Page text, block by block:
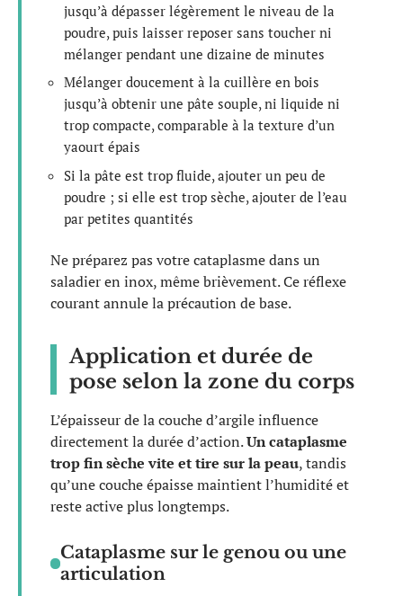
jusqu’à dépasser légèrement le niveau de la
poudre, puis laisser reposer sans toucher ni
mélanger pendant une dizaine de minutes
Mélanger doucement à la cuillère en bois
jusqu’à obtenir une pâte souple, ni liquide ni
trop compacte, comparable à la texture d’un
yaourt épais
Si la pâte est trop fluide, ajouter un peu de
poudre ; si elle est trop sèche, ajouter de l’eau
par petites quantités
Ne préparez pas votre cataplasme dans un
saladier en inox, même brièvement. Ce réflexe
courant annule la précaution de base.
Application et durée de
pose selon la zone du corps
L’épaisseur de la couche d’argile influence
directement la durée d’action.Un cataplasme
trop fin sèche vite et tire sur la peau, tandis
qu’une couche épaisse maintient l’humidité et
reste active plus longtemps.
Cataplasme sur le genou ou une
articulation